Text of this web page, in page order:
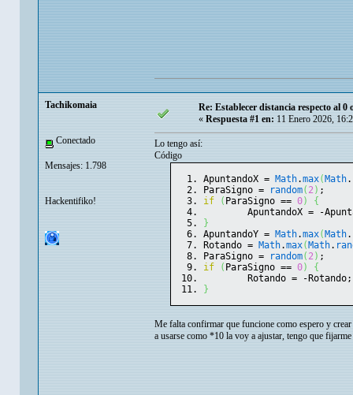
Tachikomaia
Conectado
Mensajes: 1.798
Hackentifiko!
Re: Establecer distancia respecto al 0
« Respuesta #1 en: 11 Enero 2026,
Lo tengo así:
Código
ApuntandoX = Math.max( Math.
ParaSigno =
random( 2) ;
if
( ParaSigno == 0)
{
ApuntandoX = -
}
ApuntandoY = Math.max( Math.
Rotando = Math.max( Math.
ParaSigno =
random( 2) ;
if
( ParaSigno == 0)
{
	Rotando = -Rotando;
}
Me falta confirmar que funcione como espero y
a usarse como *10 la voy a ajustar, tengo que